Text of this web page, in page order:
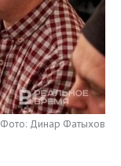
Фото: Динар Фатыхов